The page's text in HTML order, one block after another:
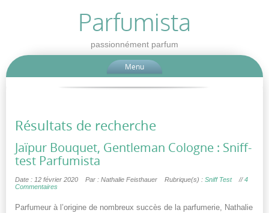
Parfumista
passionnément parfum
Menu
Résultats de recherche
Jaïpur Bouquet, Gentleman Cologne : Sniff-
test Parfumista
Date : 12 février 2020 Par : Nathalie Feisthauer Rubrique(s) : Sniff Test //4
Commentaires
Parfumeur à l’origine de nombreux succès de la parfumerie, Nathalie